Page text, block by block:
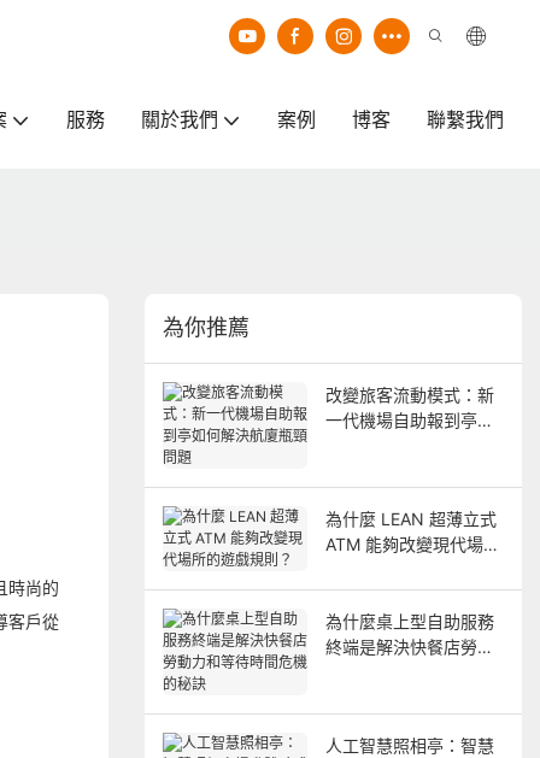
服務 關於我們 案例 博客 聯繫我們
時尚的
客戶從
為你推薦
改變旅客流動模式：新
一代機場自助報到亭如
為什麼 LEAN 超薄立式
ATM 能夠改變現代場所
為什麼桌上型自助服務
終端是解決快餐店勞動
人工智慧照相亭：智慧